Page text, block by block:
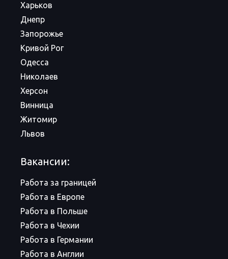
Харьков
Днепр
Запорожье
Кривой Рог
Одесса
Николаев
Херсон
Винница
Житомир
Львов
Вакансии:
Работа за границей
Работа в Европе
Работа в Польше
Работа в Чехии
Работа в Германии
Работа в Англии